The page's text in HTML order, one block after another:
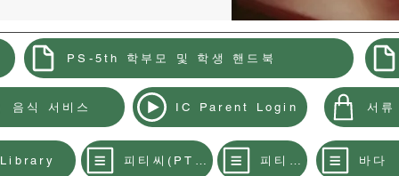
PS-5th 학부모 및 학생 핸드북
음식 서비스 IC Parent Login 서류
Library 바다